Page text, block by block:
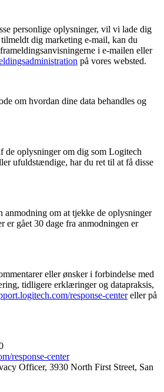
personlige oplysninger, vil vi lade dig
dig marketing e-mail, kan du
i e-mailen eller
på vores websted.
om hvordan dine data behandles og
de oplysninger om dig som Logitech
ufuldstændige, har du ret til at få disse
anmodning om at tjekke de oplysninger
er gået 30 dage fra anmodningen er
eller ønsker i forbindelse med
tidligere erklæringer og datapraksis,
response-centereller på
response-center
Officer, 3930 North First Street, San